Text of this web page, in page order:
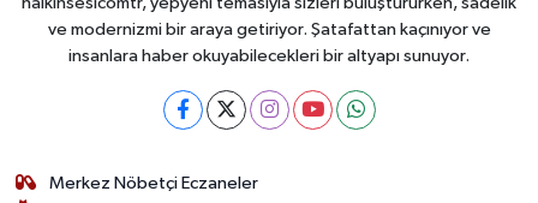
ve modernizmi bir araya getiriyor. Şatafattan kaçınıyor ve
insanlara haber okuyabilecekleri bir altyapı sunuyor.
Merkez Nöbetçi Eczaneler